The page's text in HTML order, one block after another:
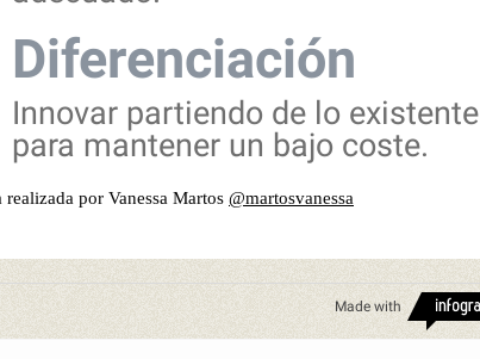
Diferenciación
Innovar partiendo de lo existente
para mantener un bajo coste.
por Vanessa Martos @martosvanessa
Made with